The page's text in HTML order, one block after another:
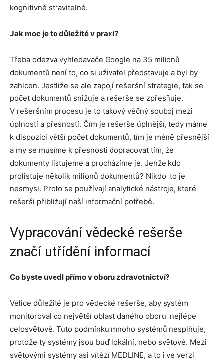
kognitivně stravitelné.
Jak moc je to důležité v praxi?
Třeba odezva vyhledavače Google na 35 milionů
dokumentů není to, co si uživatel představuje a byl by
zahlcen. Jestliže se ale zapojí rešeršní strategie, tak se
počet dokumentů snižuje a rešerše se zpřesňuje.
V rešeršním procesu je to takový věčný souboj mezi
úplností a přesností. Čím je rešerše úplnější, tedy máme
k dispozici větší počet dokumentů, tím je méně přesnější
a my se musíme k přesnosti dopracovat tím, že
dokumenty listujeme a procházíme je. Jenže kdo
prolistuje několik milionů dokumentů? Nikdo, to je
nesmysl. Proto se používají analytické nástroje, které
rešerši přibližují naší informační potřebě.
Vypracování vědecké rešerše
značí utřídění informací
Co byste uvedl přímo v oboru zdravotnictví?
Velice důležité je pro vědecké rešerše, aby systém
monitoroval co největší oblast daného oboru, nejlépe
celosvětově. Tuto podmínku mnoho systémů nesplňuje,
protože ty systémy jsou buď lokální, nebo světové. Mezi
světovými systémy asi vítězí MEDLINE, a to i ve verzi